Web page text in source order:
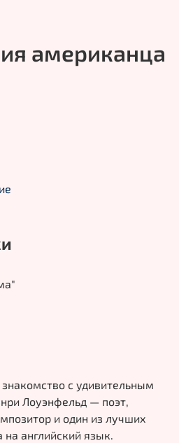
американца
с удивительным
Лоуэнфельд — поэт,
и один из лучших
английский язык.